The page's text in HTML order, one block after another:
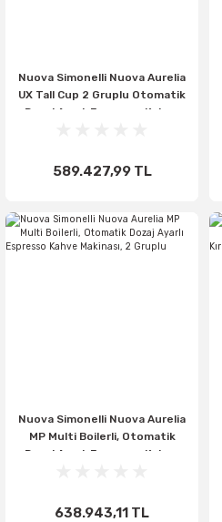
Nuova Simonelli Nuova Aurelia
UX Tall Cup 2 Gruplu Otomatik
Dozaj Ayarlı Espresso Kahve
589.427,99 TL
Nuova Simonelli Nuova Aurelia
MP Multi Boilerli, Otomatik
Dozaj Ayarlı Espresso Kahve
638.943,11 TL